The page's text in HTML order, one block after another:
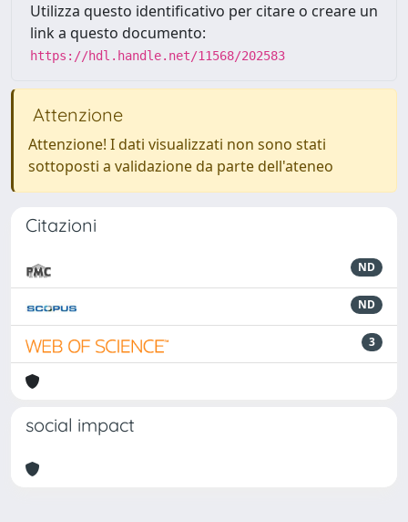
Utilizza questo identificativo per citare o creare un
link a questo documento:
https://hdl.handle.net/11568/202583
Attenzione
Attenzione! I dati visualizzati non sono stati
sottoposti a validazione da parte dell'ateneo
Citazioni
ND
ND
3
social impact